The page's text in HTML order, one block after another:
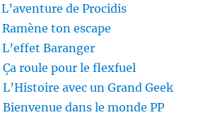
de Procidis
ton escape
Baranger
Ça roule pour le flexfuel
avec un Grand Geek
dans le monde PP